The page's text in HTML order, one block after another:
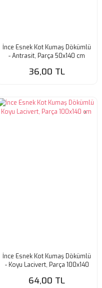
İnce Esnek Kot Kumaş Dökümlü
- Antrasit, Parça 50x140 cm
36,00 TL
İnce Esnek Kot Kumaş Dökümlü
- Koyu Lacivert, Parça 100x140
64,00 TL